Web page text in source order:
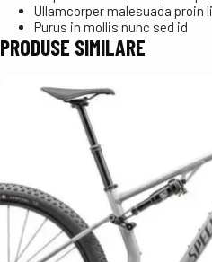
Ullamcorper malesuada proin
Purus in mollis nunc sed id
PRODUSE SIMILARE